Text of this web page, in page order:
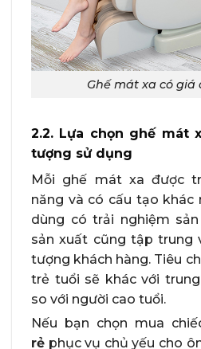
Ghế mát xa có giá
2.2. Lựa chọn ghế mát
tượng sử dụng
Mỗi ghế mát xa được
năng và có cấu tạo khác
dùng có trải nghiệm
sản xuất cũng tập trung
tượng khách hàng. Tiêu
trẻ tuổi sẽ khác với
so với người cao tuổi.
Nếu bạn chọn mua
rẻ phục vụ chủ yếu cho